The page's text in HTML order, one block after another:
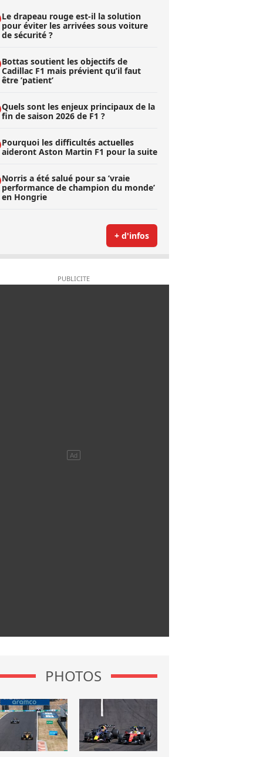
Le drapeau rouge est-il la solution
pour éviter les arrivées sous voiture
de sécurité ?
Bottas soutient les objectifs de
Cadillac F1 mais prévient qu’il faut
être ’patient’
Quels sont les enjeux principaux de la
fin de saison 2026 de F1 ?
Pourquoi les difficultés actuelles
aideront Aston Martin F1 pour la suite
Norris a été salué pour sa ’vraie
performance de champion du monde’
en Hongrie
+ d'infos
PHOTOS